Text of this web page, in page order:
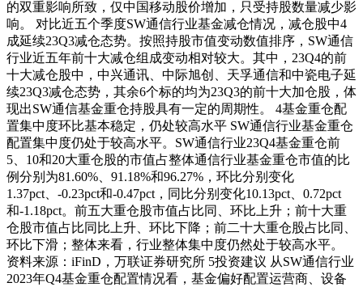
的双重影响所致，仅中国移动股价增加，只受持股数量减少影
响。 对比近五个季度SW通信行业基金减仓情况，减仓股中4
成延续23Q3减仓态势。按照持股市值变动数值排序，SW通信
行业近五年前十大减仓组成变动相对较大。其中，23Q4的前
十大减仓股中，中兴通讯、中际旭创、天孚通信和中瓷电子延
续23Q3减仓态势，其余6个标的均为23Q3的前十大加仓股，体
现出SW通信基金重仓持股具有一定的周期性。 4基金重仓配
置集中度环比基本稳定，仍处较高水平 SW通信行业基金重仓
配置集中度仍处于较高水平。SW通信行业23Q4基金重仓前
5、10和20大重仓股的市值占整体通信行业基金重仓市值的比
例分别为81.60%、91.18%和96.27%，环比分别变化
1.37pct、-0.23pct和-0.47pct，同比分别变化10.13pct、0.72pct
和-1.18pct。前五大重仓股市值占比同、环比上升；前十大重
仓股市值占比同比上升、环比下降；前二十大重仓股占比同、
环比下滑；整体来看，行业整体集中度仍然处于较高水平。
资料来源：iFinD，万联证券研究所 5投资建议 从SW通信行业
2023年Q4基金重仓配置情况看，基金偏好配置运营商、设备